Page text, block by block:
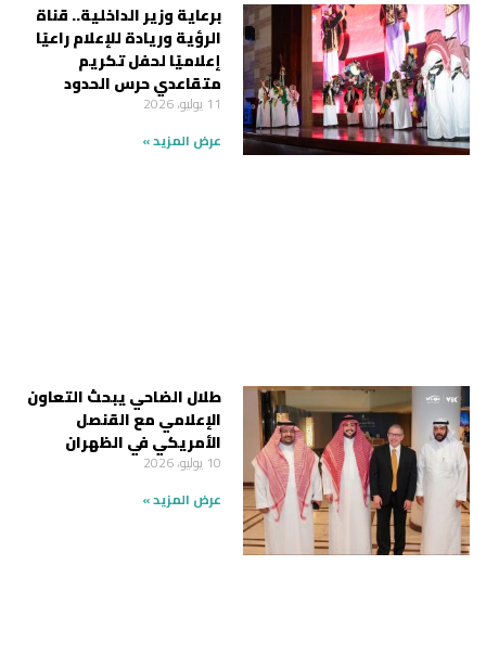
برعاية وزير الداخلية.. قناة
الرؤية وريادة للإعلام راعيًا
إعلاميًا لحفل تكريم
متقاعدي حرس الحدود
11 يوليو، 2026
عرض المزيد »
طلال الضاحي يبحث التعاون
الإعلامي مع القنصل
الأمريكي في الظهران
10 يوليو، 2026
عرض المزيد »